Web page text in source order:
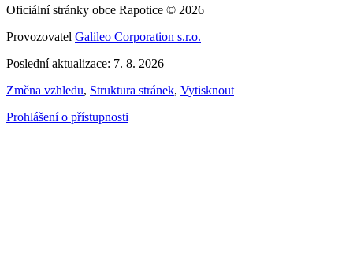
Oficiální stránky obce Rapotice © 2026
Provozovatel Galileo Corporation s.r.o.
Poslední aktualizace: 7. 8. 2026
Změna vzhledu, Struktura stránek, Vytisknout
Prohlášení o přístupnosti